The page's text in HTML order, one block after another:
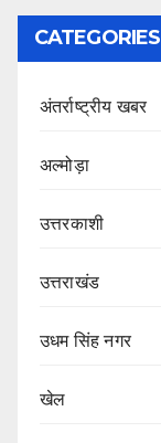
CATEGORIES
अंतर्राष्ट्रीय खबर
अल्मोड़ा
उत्तरकाशी
उत्तराखंड
उधम सिंह नगर
खेल